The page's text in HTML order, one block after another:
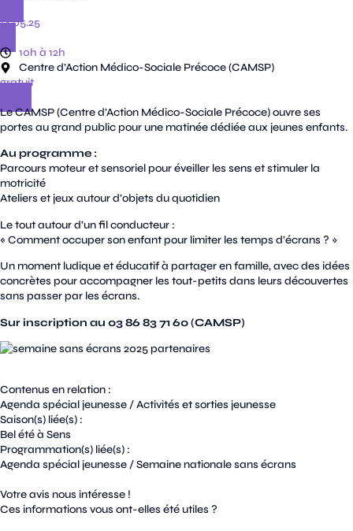
14.05.25
10h à 12h
Centre d’Action Médico-Sociale Précoce (CAMSP)
gratuit
Le CAMSP (Centre d’Action Médico-Sociale Précoce) ouvre ses
portes au grand public pour une matinée dédiée aux jeunes enfants.
Au programme :
Parcours moteur et sensoriel pour éveiller les sens et stimuler la
motricité
Ateliers et jeux autour d’objets du quotidien
Le tout autour d’un fil conducteur :
« Comment occuper son enfant pour limiter les temps d’écrans ? »
Un moment ludique et éducatif à partager en famille, avec des idées
concrètes pour accompagner les tout-petits dans leurs découvertes
sans passer par les écrans.
Sur inscription au 03 86 83 71 60 (CAMSP)
Contenus en relation :
Agenda spécial jeunesse /Activités et sorties jeunesse
Saison(s) liée(s) :
Bel été à Sens
Programmation(s) liée(s) :
Agenda spécial jeunesse /Semaine nationale sans écrans
Votre avis nous intéresse !
Ces informations vous ont-elles été utiles ?